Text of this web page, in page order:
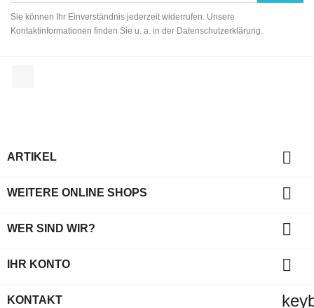
Sie können Ihr Einverständnis jederzeit widerrufen. Unsere
Kontaktinformationen finden Sie u. a. in der Datenschutzerklärung.
ARTIKEL 
WEITERE ONLINE SHOPS 
WER SIND WIR? 
IHR KONTO 
KONTAKT